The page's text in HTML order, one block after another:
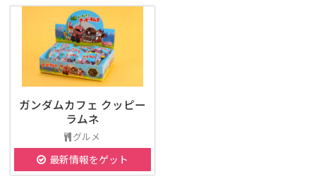
ガンダムカフェ クッピー
ラムネ
グルメ
最新情報をゲット